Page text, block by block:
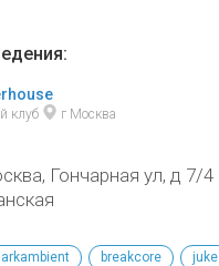
клуб г Москва
Гончарная ул, д 7/4
breakcore juke